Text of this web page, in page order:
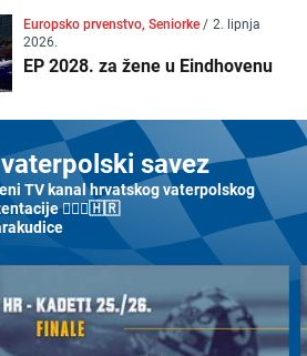
Europsko prvenstvo, Seniorke/ 2. lipnja
2026.
EP 2028. za žene u Eindhovenu
savez
TV kanal hrvatskog vaterpolskog
🤽🏼‍♀️🇭🇷